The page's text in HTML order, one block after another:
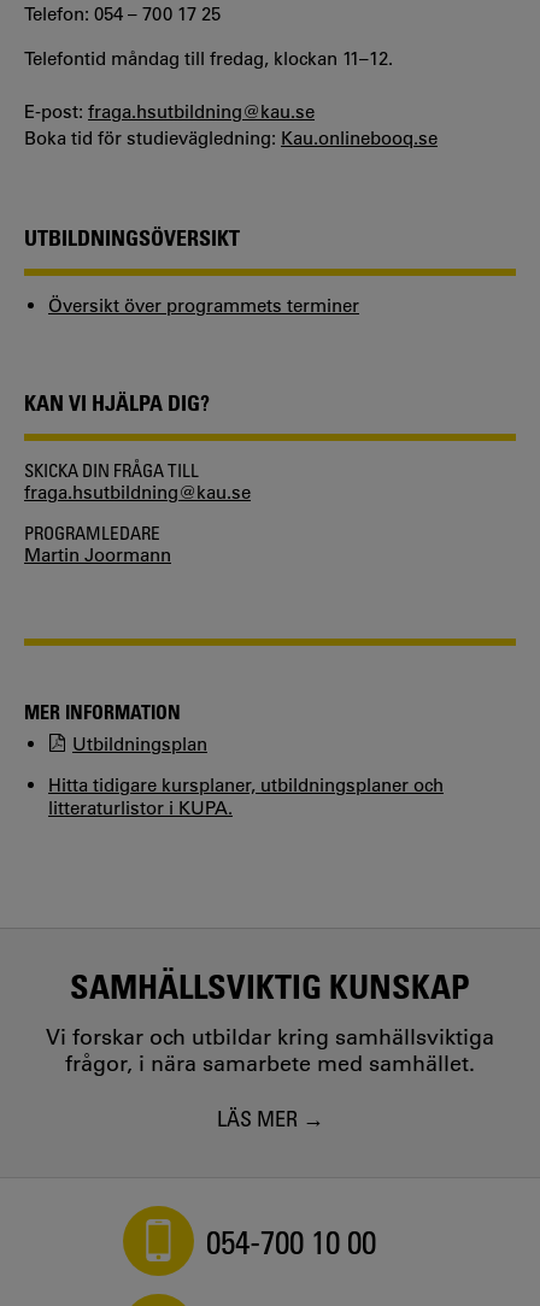
Telefon: 054 – 700 17 25
Telefontid måndag till fredag, klockan 11–12.
E-post: fraga.hsutbildning@kau.se
Boka tid för studievägledning: Kau.onlinebooq.se
UTBILDNINGSÖVERSIKT
Översikt över programmets terminer
KAN VI HJÄLPA DIG?
SKICKA DIN FRÅGA TILL
fraga.hsutbildning@kau.se
PROGRAMLEDARE
Martin Joormann
MER INFORMATION
Utbildningsplan
Hitta tidigare kursplaner, utbildningsplaner och
litteraturlistor i KUPA.
SAMHÄLLSVIKTIG KUNSKAP
Vi forskar och utbildar kring samhällsviktiga
frågor, i nära samarbete med samhället.
LÄS MER
054-700 10 00